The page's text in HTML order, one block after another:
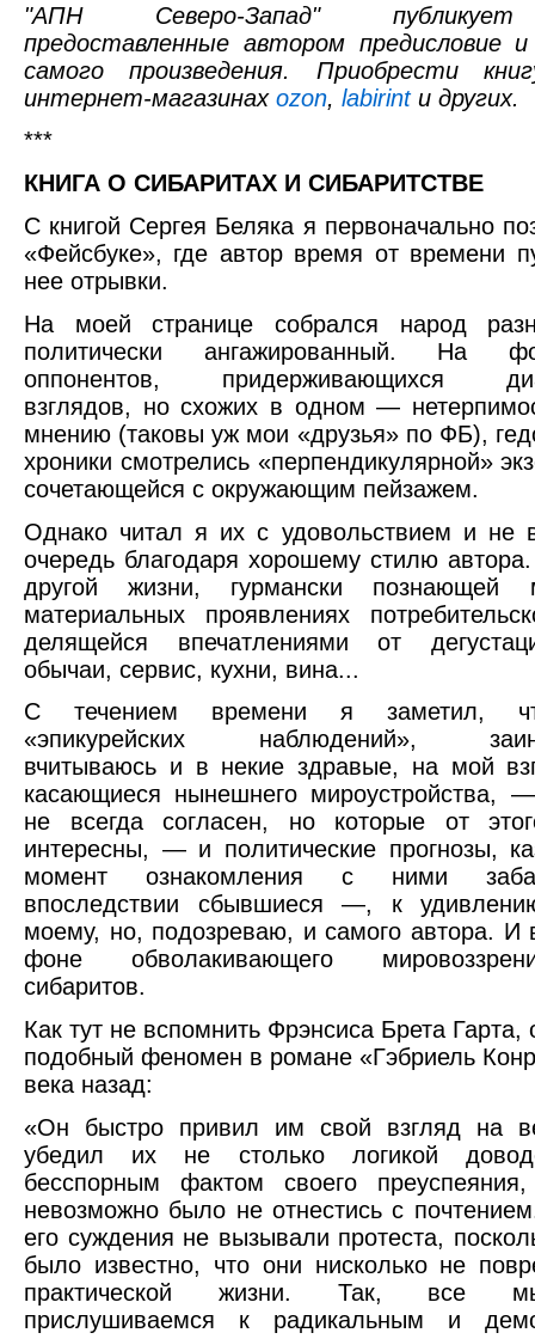
"АПН Северо-Запад"
предоставленные автором предисловие
самого произведения. Приобрести
интернет-магазинах ozon, labirintи других.
***
КНИГА О СИБАРИТАХ И СИБАРИТСТВЕ
С книгой Сергея Беляка я первоначально
«Фейсбуке», где автор время от времени
нее отрывки.
На моей странице собрался народ
политически ангажированный. На
оппонентов, придерживающихся
взглядов, но схожих в одном —
мнению (таковы уж мои «друзья» по ФБ),
хроники смотрелись «перпендикулярной»
сочетающейся с окружающим пейзажем.
Однако читал я их с удовольствием и не
очередь благодаря хорошему стилю
другой жизни, гурмански
материальных проявлениях
делящейся впечатлениями от
обычаи, сервис, кухни, вина...
С течением времени я заметил,
«эпикурейских наблюдений»,
вчитываюсь и в некие здравые, на мой
касающиеся нынешнего мироустройства,
не всегда согласен, но которые от
интересны, — и политические прогнозы,
момент ознакомления с ними
впоследствии сбывшиеся —, к
моему, но, подозреваю, и самого автора.
фоне обволакивающего
сибаритов.
Как тут не вспомнить Фрэнсиса Брета Гарта,
подобный феномен в романе «Гэбриель
века назад:
«Он быстро привил им свой взгляд на
убедил их не столько логикой
бесспорным фактом своего
невозможно было не отнестись с
его суждения не вызывали протеста,
было известно, что они нисколько не
практической жизни. Так, все
прислушиваемся к радикальным и